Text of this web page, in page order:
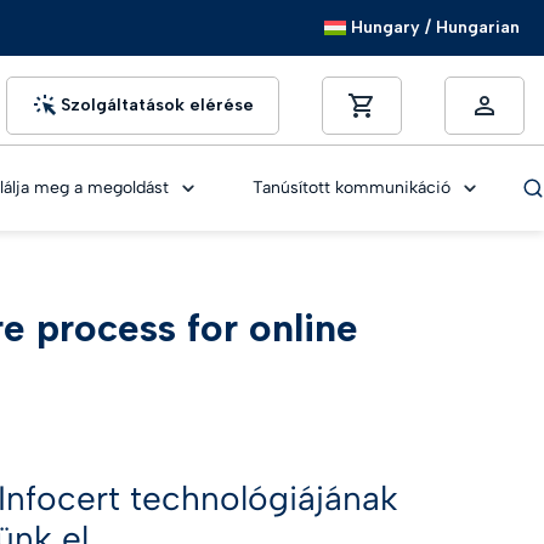
Hungary / Hungarian
Szolgáltatások elérése
Minden útmutató
HASZNOS LINK
Minden útmutató
HASZNOS LINK
Minden útmutató
meg a megoldást Tanúsított kommunikáció
process for online
technológiájának